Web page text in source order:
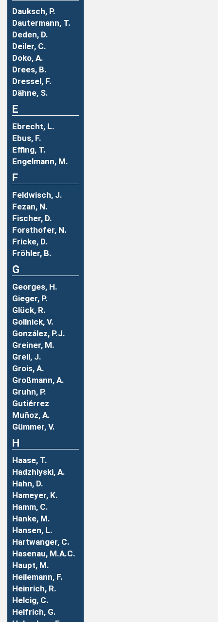
Dauksch, P.
Dautermann, T.
Deden, D.
Deiler, C.
Doko, A.
Drees, B.
Dressel, F.
Dähne, S.
E
Ebrecht, L.
Ebus, F.
Effing, T.
Engelmann, M.
F
Feldwisch, J.
Fezan, N.
Fischer, D.
Forsthofer, N.
Fricke, D.
Fröhler, B.
G
Georges, H.
Gieger, P.
Glück, R.
Gollnick, V.
González, P.J.
Greiner, M.
Grell, J.
Grois, A.
Großmann, A.
Gruhn, P.
Gutiérrez
Muñoz, A.
Gümmer, V.
H
Haase, T.
Hadzhiyski, A.
Hahn, D.
Hameyer, K.
Hamm, C.
Hanke, M.
Hansen, L.
Hartwanger, C.
Hasenau, M.A.C.
Haupt, M.
Heilemann, F.
Heinrich, R.
Helcig, C.
Helfrich, G.